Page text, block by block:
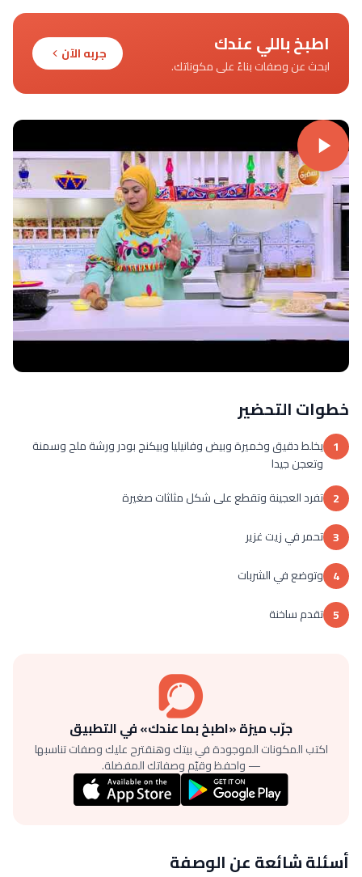
اطبخ باللي عندك
ابحث عن وصفات بناءً على مكوناتك.
جربه الآن
خطوات التحضير
1 يخلط دقيق وخميرة وبيض وفانيليا وبيكنج بودر ورشة ملح وسمنة
وتعجن جيدا
2 تفرد العجينة وتقطع على شكل مثلثات صغيرة
3 تحمر في زيت غزير
4 وتوضع في الشربات
5 تقدم ساخنة
جرّب ميزة «اطبخ بما عندك» في التطبيق
اكتب المكونات الموجودة في بيتك وهنقترح عليك وصفات تناسبها
— واحفظ وقيّم وصفاتك المفضلة.
أسئلة شائعة عن الوصفة